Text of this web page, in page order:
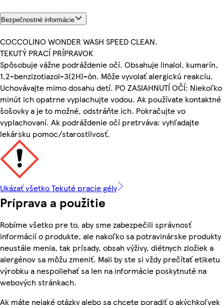
Bezpečnostné informácie
COCCOLINO WONDER WASH SPEED CLEAN.
TEKUTÝ PRACÍ PRÍPRAVOK
Spôsobuje vážne podráždenie očí. Obsahuje linalol, kumarín,
1,2-benzizotiazol-3(2H)-ón. Môže vyvolať alergickú reakciu.
Uchovávajte mimo dosahu detí. PO ZASIAHNUTÍ OČÍ: Niekoľko
minút ich opatrne vyplachujte vodou. Ak používate kontaktné
šošovky a je to možné, odstráňte ich. Pokračujte vo
vyplachovaní. Ak podráždenie očí pretrváva: vyhľadajte
lekársku pomoc/starostlivosť.
Ukázať všetko Tekuté pracie gély
Príprava a použitie
Robíme všetko pre to, aby sme zabezpečili správnosť
informácií o produkte, ale nakoľko sa potravinárske produkty
neustále menia, tak prísady, obsah výživy, diétnych zložiek a
alergénov sa môžu zmeniť. Mali by ste si vždy prečítať etiketu
výrobku a nespoliehať sa len na informácie poskytnuté na
webových stránkach.
Ak máte nejaké otázky alebo sa chcete poradiť o akýchkoľvek